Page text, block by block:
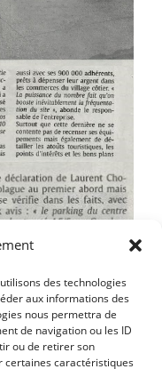
des technologies
aux informations des
nous permettra de
de navigation ou les ID
ou de retirer son
certaines caractéristiques